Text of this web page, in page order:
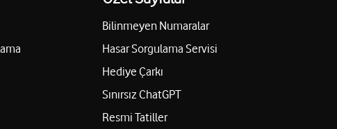
Bilinmeyen Numaralar
Hasar Sorgulama Servisi
Hediye Çarkı
Sınırsız ChatGPT
Resmi Tatiller